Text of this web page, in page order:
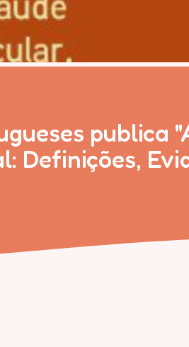
publica
Definições,